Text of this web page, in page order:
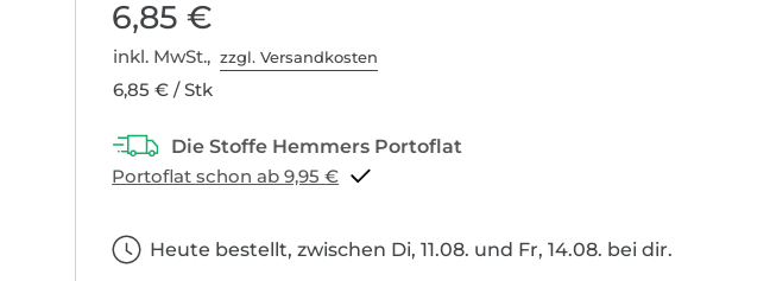
6,85 €
inkl. MwSt.,zzgl. Versandkosten
6,85 € / Stk
Portoflat schon ab 9,95 €
Heute bestellt, zwischen Di, 11.08. und Fr, 14.08. bei dir.